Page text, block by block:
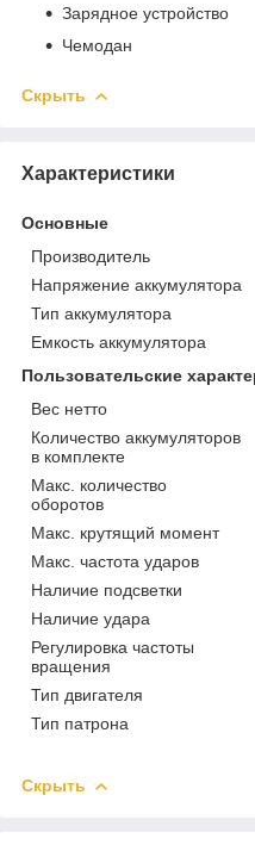
Зарядное устройство
Чемодан
Скрыть
Характеристики
Основные
Производитель
Напряжение аккумулятора
Тип аккумулятора
Емкость аккумулятора
Пользовательские
Вес нетто
Количество аккумуляторов
в комплекте
Макс. количество
оборотов
Макс. крутящий момент
Макс. частота ударов
Наличие подсветки
Наличие удара
Регулировка частоты
вращения
Тип двигателя
Тип патрона
Скрыть